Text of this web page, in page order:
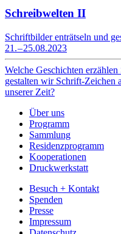
Schreibwelten II
Schriftbilder enträtseln und
21. – 25.08.2023
Welche Geschichten
gestalten wir Schrift-Zeichen
unserer Zeit?
Über uns
Programm
Sammlung
Residenzprogramm
Kooperationen
Druckwerkstatt
Besuch + Kontakt
Spenden
Presse
Impressum